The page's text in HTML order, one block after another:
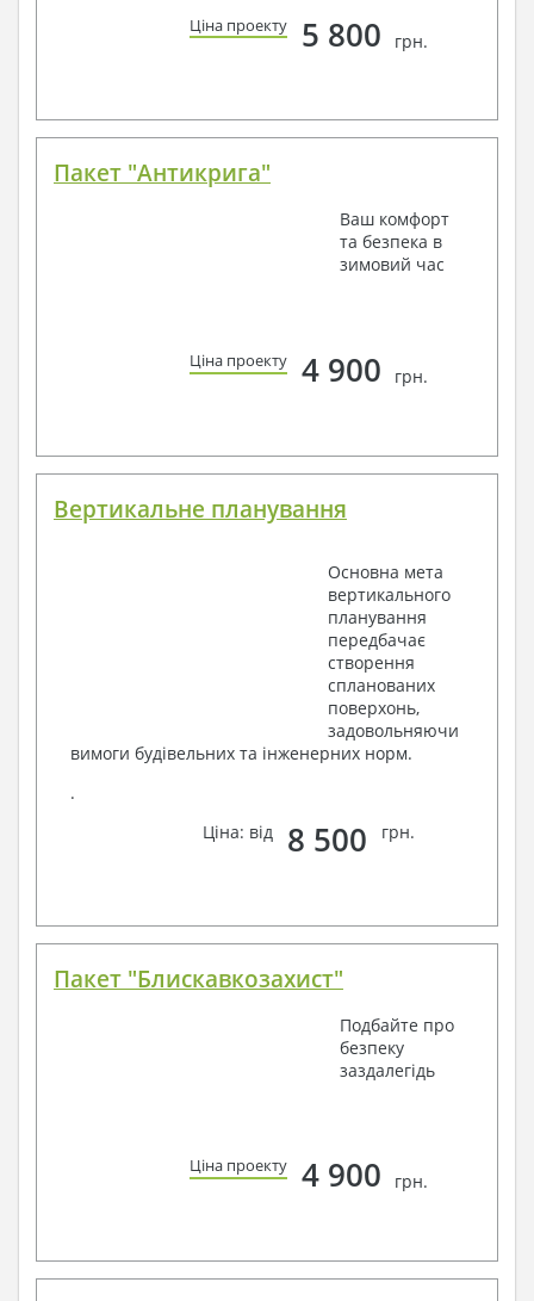
Ціна проекту 5 800 грн.
Пакет "Антикрига"
Ваш комфорт
та безпека в
зимовий час
Ціна проекту 4 900 грн.
Вертикальне планування
Основна мета
вертикального
планування
передбачає
створення
спланованих
поверхонь,
задовольняючи
вимоги будівельних та інженерних норм.
.
Ціна: від
8 500 грн.
Пакет "Блискавкозахист"
Подбайте про
безпеку
заздалегідь
Ціна проекту 4 900 грн.